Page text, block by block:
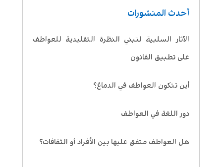
أحدث المنشورات
الآثار السلبية لتبني النظرة التقليدية للعواطف
على تطبيق القانون
أين تتكون العواطف في الدماغ؟
دور اللغة في العواطف
هل العواطف متفق عليها بين الأفراد أو الثقافات؟